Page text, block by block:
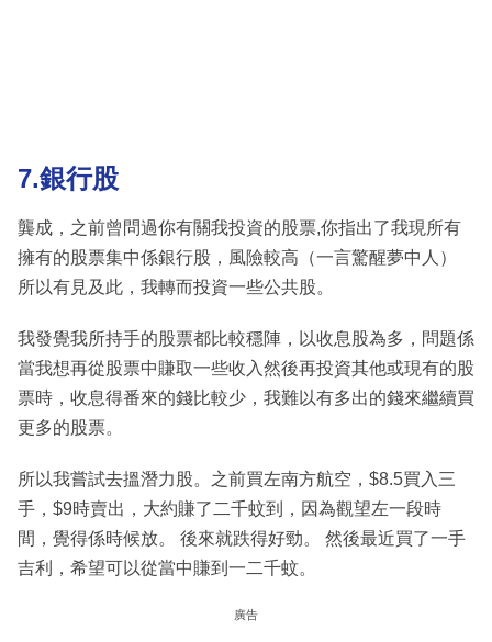
7.銀行股
龔成，之前曾問過你有關我投資的股票,你指出了我現所有
擁有的股票集中係銀行股，風險較高（一言驚醒夢中人）
所以有見及此，我轉而投資一些公共股。
我發覺我所持手的股票都比較穩陣，以收息股為多，問題係
當我想再從股票中賺取一些收入然後再投資其他或現有的股
票時，收息得番來的錢比較少，我難以有多出的錢來繼續買
更多的股票。
所以我嘗試去搵潛力股。之前買左南方航空，$8.5買入三
手，$9時賣出，大約賺了二千蚊到，因為觀望左一段時
間，覺得係時候放。 後來就跌得好勁。 然後最近買了一手
吉利，希望可以從當中賺到一二千蚊。
廣告